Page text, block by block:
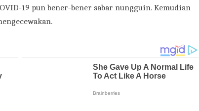
19 pun bener-bener sabar nungguin. Kemudian